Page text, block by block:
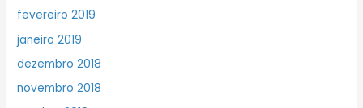
fevereiro 2019
janeiro 2019
dezembro 2018
novembro 2018